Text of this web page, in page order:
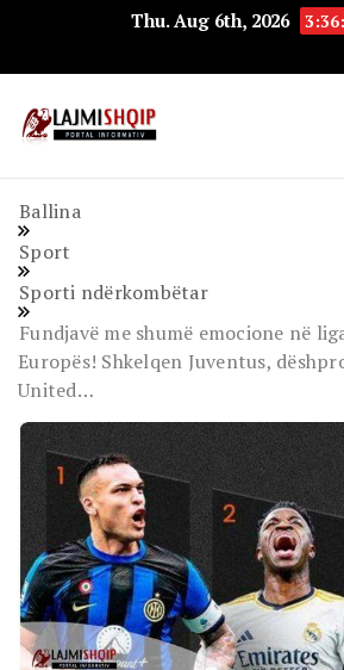
Thu. Aug 6th, 2026
Ballina
Sport
Sporti ndërkombëtar
Fundjavë me shumë emocione në
Europës! Shkelqen Juventus,
United…